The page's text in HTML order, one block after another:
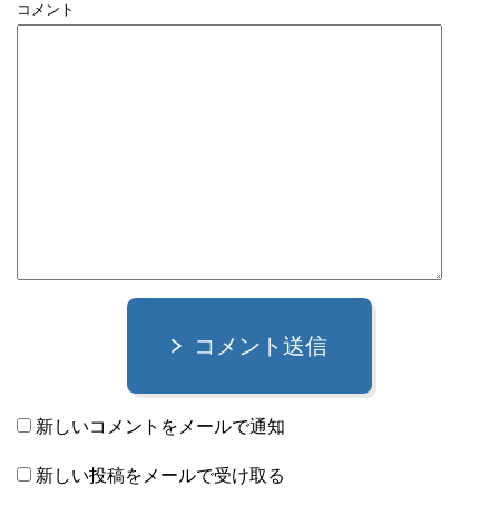
コメント
コメント送信
新しいコメントをメールで通知
新しい投稿をメールで受け取る